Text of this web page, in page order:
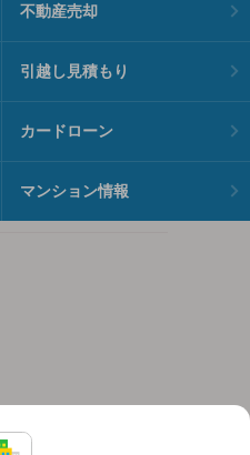
不動産売却
引越し見積もり
カードローン
マンション情報